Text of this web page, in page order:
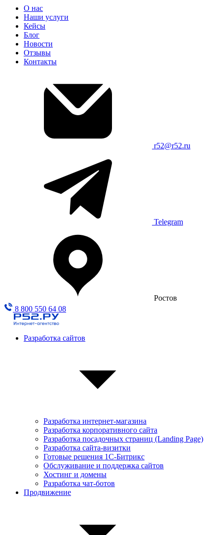
О нас
Наши услуги
Кейсы
Блог
Новости
Отзывы
Контакты
r52@r52.ru
Telegram
Ростов
8 800 550 64 08
Разработка сайтов
Разработка интернет-магазина
Разработка корпоративного сайта
Разработка посадочных страниц (Landing Page)
Разработка сайта-визитки
Готовые решения 1С-Битрикс
Обслуживание и поддержка сайтов
Хостинг и домены
Разработка чат-ботов
Продвижение